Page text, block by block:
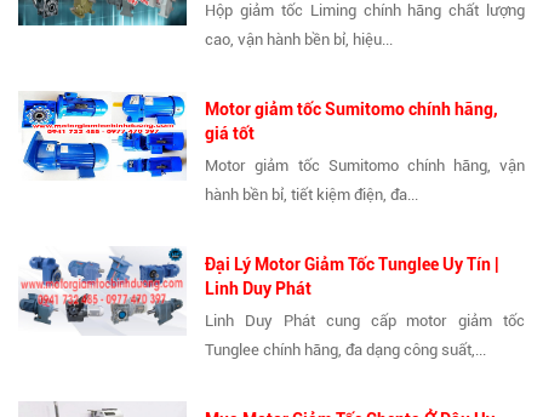
Hộp giảm tốc Liming chính hãng chất lượng
cao, vận hành bền bỉ, hiệu...
Motor giảm tốc Sumitomo chính hãng,
giá tốt
Motor giảm tốc Sumitomo chính hãng, vận
hành bền bỉ, tiết kiệm điện, đa...
Đại Lý Motor Giảm Tốc Tunglee Uy Tín |
Linh Duy Phát
Linh Duy Phát cung cấp motor giảm tốc
Tunglee chính hãng, đa dạng công suất,...